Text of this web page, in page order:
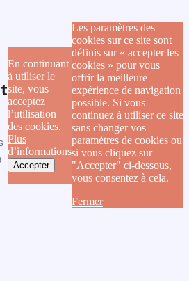
En continuant
à utiliser le
site, vous
acceptez
l’utilisation
des cookies.
Plus
d’informations
Accepter
Les paramètres des
cookies sur ce site sont
définis sur « accepter les
cookies » pour vous
offrir la meilleure
expérience de navigation
possible. Si vous
continuez à utiliser ce site
sans changer vos
paramètres de cookies ou
si vous cliquez sur
"Accepter" ci-dessous,
vous consentez à cela.
Fermer